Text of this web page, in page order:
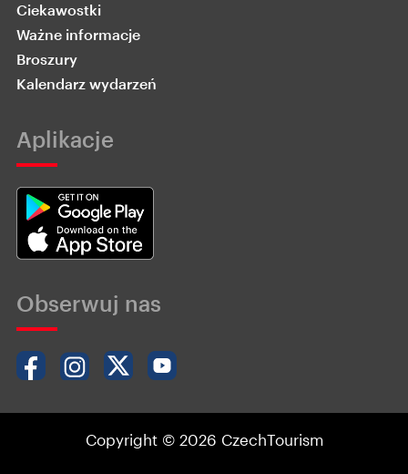
Ciekawostki
Ważne informacje
Broszury
Kalendarz wydarzeń
Aplikacje
Obserwuj nas
Copyright © 2026 CzechTourism